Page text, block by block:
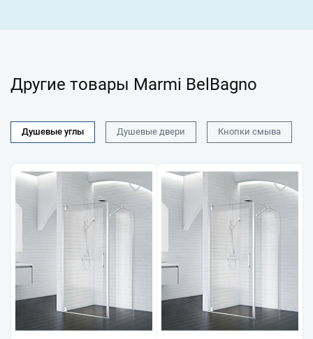
Другие товары Marmi BelBagno
Душевые углы Душевые двери Кнопки смыва